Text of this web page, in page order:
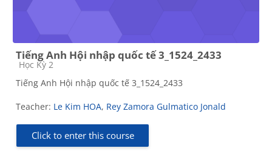
Tiếng Anh Hội nhập quốc tế 3_1524_2433
Course category
Học Kỳ 2
Tiếng Anh Hội nhập quốc tế 3_1524_2433
Teacher: Le Kim HOA, Rey Zamora Gulmatico Jonald
Click to enter this course